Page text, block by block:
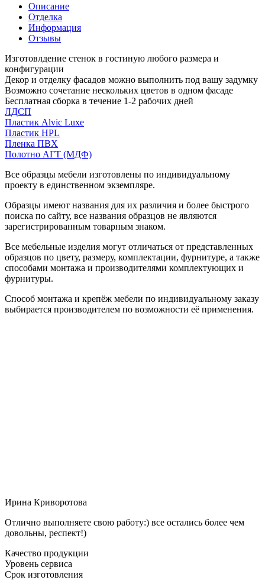
Описание
Отделка
Информация
Отзывы
Изготовлдение стенок в гостиную любого размера и
конфигурации
Декор и отделку фасадов можно выполнить под вашу задумку
Возможно сочетание нескольких цветов в одном фасаде
Бесплатная сборка в течение 1-2 рабочих дней
ЛДСП
Пластик Alvic Luxe
Пластик HPL
Пленка ПВХ
Полотно АГТ (МДФ)
Все образцы мебели изготовлены по индивидуальному
проекту в единственном экземпляре.
Образцы имеют названия для их различия и более быстрого
поиска по сайту, все названия образцов не являются
зарегистрированным товарным знаком.
Все мебельные изделия могут отличаться от представленных
образцов по цвету, размеру, комплектации, фурнитуре, а также
способами монтажа и производителями комплектующих и
фурнитуры.
Способ монтажа и крепёж мебели по индивидуальному заказу
выбирается производителем по возможности её применения.
Ирина Криворотова
Отлично выполняете свою работу:) все остались более чем
довольны, респект!)
Качество продукции
Уровень сервиса
Срок изготовления